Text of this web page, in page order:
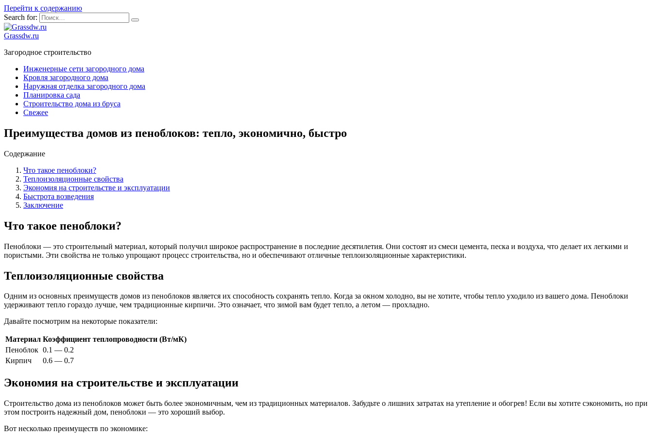
Перейти к содержанию
Search for:
Grassdw.ru
Загородное строительство
Инженерные сети загородного дома
Кровля загородного дома
Наружная отделка загородного дома
Планировка сада
Строительство дома из бруса
Свежее
Преимущества домов из пеноблоков: тепло, экономично, быстро
Содержание
Что такое пеноблоки?
Теплоизоляционные свойства
Экономия на строительстве и эксплуатации
Быстрота возведения
Заключение
Что такое пеноблоки?
Пеноблоки — это строительный материал, который получил широкое распространение в последние десятилетия. Они состоят из смеси цемента, песка и воздуха, что делает их легкими и
пористыми. Эти свойства не только упрощают процесс строительства, но и обеспечивают отличные теплоизоляционные характеристики.
Теплоизоляционные свойства
Одним из основных преимуществ домов из пеноблоков является их способность сохранять тепло. Когда за окном холодно, вы не хотите, чтобы тепло уходило из вашего дома. Пеноблоки
удерживают тепло гораздо лучше, чем традиционные кирпичи. Это означает, что зимой вам будет тепло, а летом — прохладно.
Давайте посмотрим на некоторые показатели:
Материал Коэффициент теплопроводности (Вт/мК)
Пеноблок 0.1 — 0.2
Кирпич
0.6 — 0.7
Экономия на строительстве и эксплуатации
Строительство дома из пеноблоков может быть более экономичным, чем из традиционных материалов. Забудьте о лишних затратах на утепление и обогрев! Если вы хотите сэкономить, но при
этом построить надежный дом, пеноблоки — это хороший выбор.
Вот несколько преимуществ по экономике: